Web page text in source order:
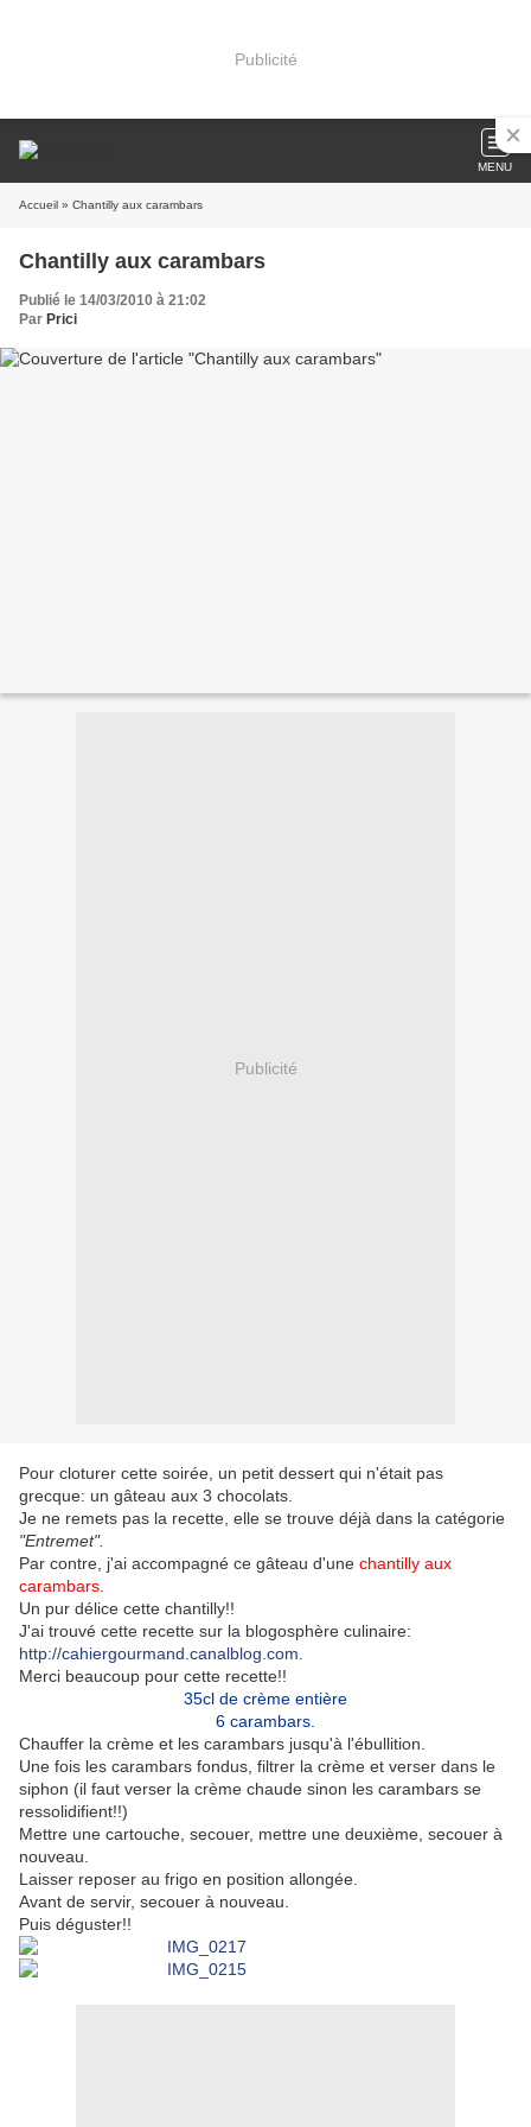
Publicité
MENU
Accueil » Chantilly aux carambars
Chantilly aux carambars
Publié le 14/03/2010 à 21:02
Par Prici
Publicité
Pour cloturer cette soirée, un petit dessert qui n'était pas
grecque: un gâteau aux 3 chocolats.
Je ne remets pas la recette, elle se trouve déjà dans la catégorie
"Entremet".
Par contre, j'ai accompagné ce gâteau d'une chantilly aux
carambars
Un pur délice cette chantilly!!
J'ai trouvé cette recette sur la blogosphère culinaire:
http://cahiergourmand.canalblog.com
Merci beaucoup pour cette recette!!
35cl de crème entière
6 carambars.
Chauffer la crème et les carambars jusqu'à l'ébullition.
Une fois les carambars fondus, filtrer la crème et verser dans le
siphon (il faut verser la crème chaude sinon les carambars se
ressolidifient!!)
Mettre une cartouche, secouer, mettre une deuxième, secouer à
nouveau.
Laisser reposer au frigo en position allongée.
Avant de servir, secouer à nouveau.
Puis déguster!!